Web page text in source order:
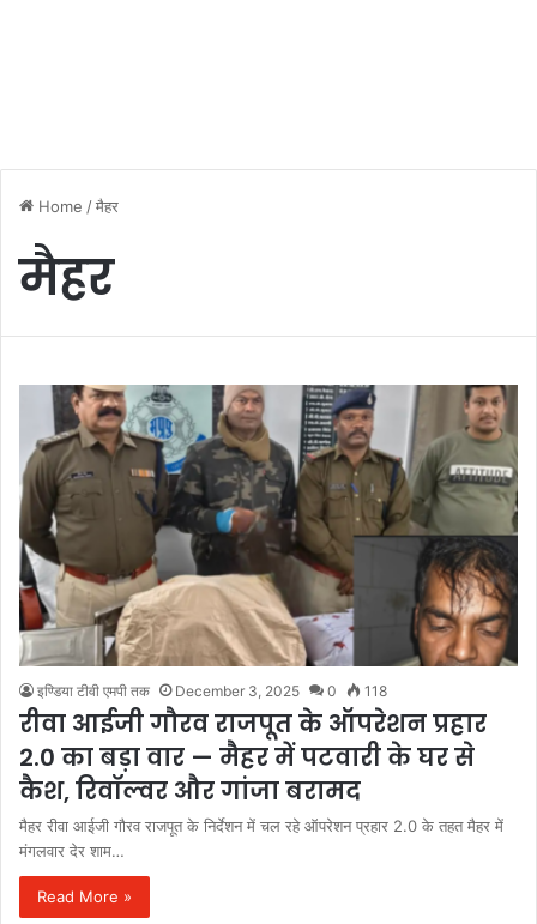
Home /मैहर
मैहर
इण्डिया टीवी एमपी तक December 3, 2025 0 118
रीवा आईजी गौरव राजपूत के ऑपरेशन प्रहार
2.0 का बड़ा वार — मैहर में पटवारी के घर से
कैश, रिवॉल्वर और गांजा बरामद
मैहर रीवा आईजी गौरव राजपूत के निर्देशन में चल रहे ऑपरेशन प्रहार 2.0 के तहत मैहर में
मंगलवार देर शाम…
Read More »